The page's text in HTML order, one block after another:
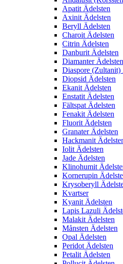
Apatit Ädelsten
Axinit Ädelsten
Beryll Ädelsten
Charoit Ädelsten
Citrin Ädelsten
Danburit Ädelsten
Diamanter Ädelsten
Diaspore (Zultanit)
Diopsid Ädelsten
Ekanit Ädelsten
Enstatit Ädelsten
Fältspat Ädelsten
Fenakit Ädelsten
Fluorit Ädelsten
Granater Ädelsten
Hackmanit
Iolit Ädelsten
Jade Ädelsten
Klinohumit
Kornerupin
Krysoberyll
Kvartser
Kyanit Ädelsten
Lapis Lazuli
Malakit Ädelsten
Månsten Ädelsten
Opal Ädelsten
Peridot Ädelsten
Petalit Ädelsten